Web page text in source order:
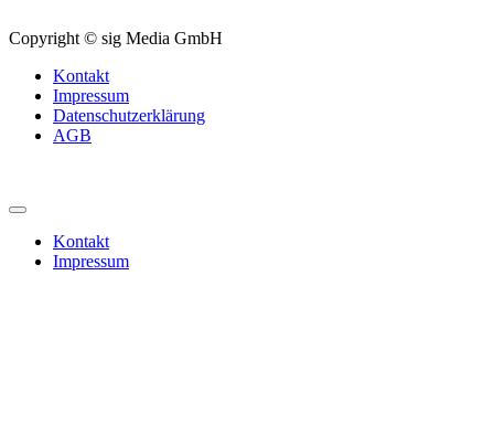
Copyright © sig Media GmbH
Kontakt
Impressum
Datenschutzerklärung
AGB
Kontakt
Impressum